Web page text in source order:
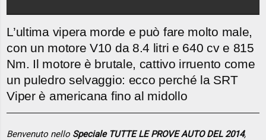
L’ultima vipera morde e può fare molto male,
con un motore V10 da 8.4 litri e 640 cv e 815
Nm. Il motore è brutale, cattivo irruento come
un puledro selvaggio: ecco perché la SRT
Viper è americana fino al midollo
Benvenuto nello Speciale TUTTE LE PROVE AUTO DEL 2014,